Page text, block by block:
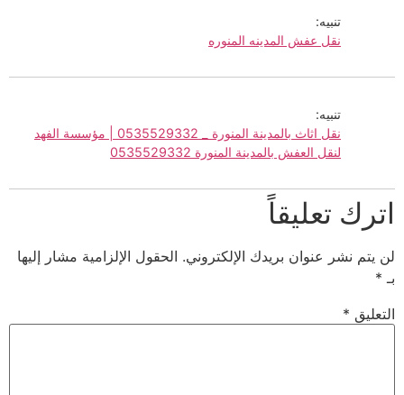
تنبيه:
نقل عفش المدينه المنوره
تنبيه:
نقل اثاث بالمدينة المنورة _ 0535529332 | مؤسسة الفهد
لنقل العفش بالمدينة المنورة 0535529332
اترك تعليقاً
لن يتم نشر عنوان بريدك الإلكتروني. الحقول الإلزامية مشار إليها
بـ *
التعليق *